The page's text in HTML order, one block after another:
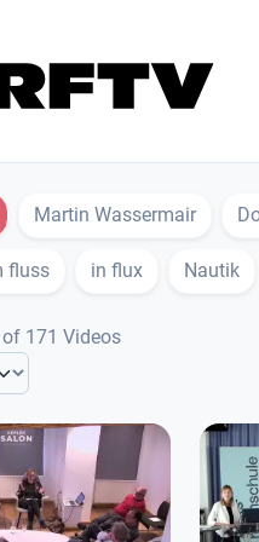
Martin Wassermair
fluss in flux Nautik
171 Videos